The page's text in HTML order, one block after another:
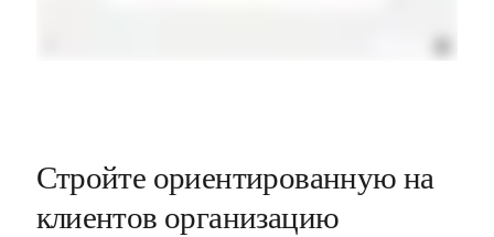
Стройте ориентированную на
клиентов организацию